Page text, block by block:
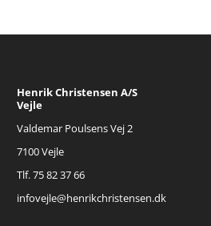
Henrik Christensen A/S
Vejle
Valdemar Poulsens Vej 2
7100 Vejle
Tlf. 75 82 37 66
infovejle@henrikchristensen.dk